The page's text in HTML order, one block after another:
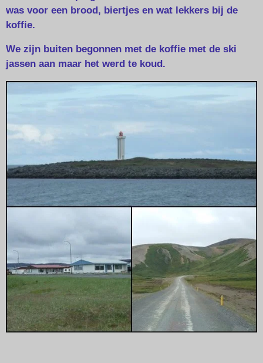
was voor een brood, biertjes en wat lekkers bij de
koffie.
We zijn buiten begonnen met de koffie met de ski
jassen aan maar het werd te koud.